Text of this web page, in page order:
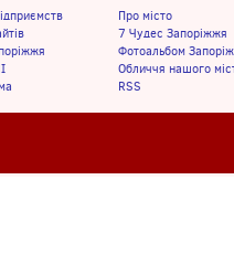
Про місто
7 Чудес Запоріжжя
Фотоальбом
Обличчя нашого
RSS